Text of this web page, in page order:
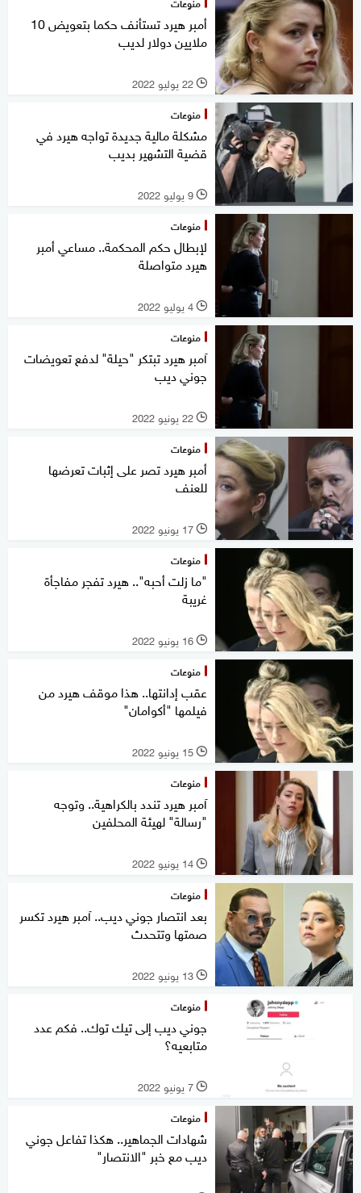
أمبر هيرد تستأنف حكما بتعويض 10
ملايين دولار لديب
l 22 يوليو 2022
منوعات
مشكلة مالية جديدة تواجه هيرد في
قضية التشهير بديب
l 9 يوليو 2022
منوعات
لإبطال حكم المحكمة.. مساعي أمبر
هيرد متواصلة
l 4 يوليو 2022
منوعات
آمبر هيرد تبتكر "حيلة" لدفع تعويضات
جوني ديب
l 22 يونيو 2022
منوعات
أمبر هيرد تصر على إثبات تعرضها
للعنف
l 17 يونيو 2022
منوعات
"ما زلت أحبه".. هيرد تفجر مفاجأة
غريبة
l 16 يونيو 2022
منوعات
عقب إدانتها.. هذا موقف هيرد من
فيلمها "أكوامان"
l 15 يونيو 2022
منوعات
آمبر هيرد تندد بالكراهية.. وتوجه
"رسالة" لهيئة المحلفين
l 14 يونيو 2022
منوعات
بعد انتصار جوني ديب.. آمبر هيرد تكسر
صمتها وتتحدث
l 13 يونيو 2022
منوعات
جوني ديب إلى تيك توك.. فكم عدد
متابعيه؟
l 7 يونيو 2022
منوعات
شهادات الجماهير.. هكذا تفاعل جوني
ديب مع خبر "الانتصار"